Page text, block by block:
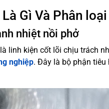
Gì Và Phân
nhiệt nồi phở
linh kiện cốt lõi chịu trách
nghiệp. Đây là bộ phận tiêu